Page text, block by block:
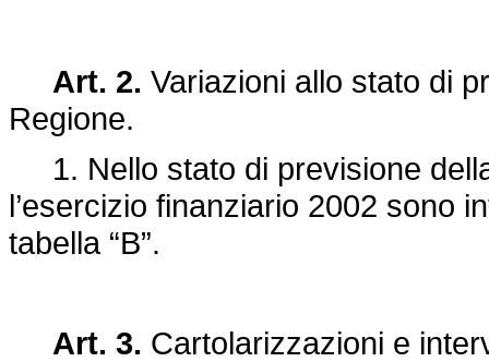
Art. 2. Variazioni allo stato di
Regione.
1. Nello stato di previsione
l’esercizio finanziario 2002 sono
tabella “B”.
Art. 3. Cartolarizzazioni e